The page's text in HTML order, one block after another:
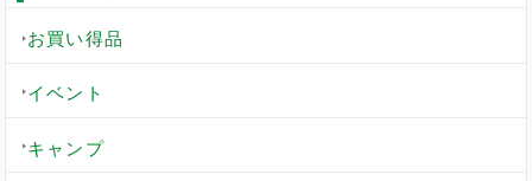
お買い得品
イベント
キャンプ